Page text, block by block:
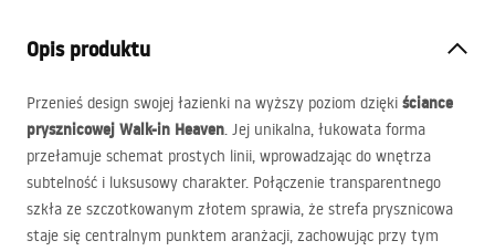
Opis produktu
Przenieś design swojej łazienki na wyższy poziom dzięki ściance
prysznicowej Walk-in Heaven. Jej unikalna, łukowata forma
przełamuje schemat prostych linii, wprowadzając do wnętrza
subtelność i luksusowy charakter. Połączenie transparentnego
szkła ze szczotkowanym złotem sprawia, że strefa prysznicowa
staje się centralnym punktem aranżacji, zachowując przy tym